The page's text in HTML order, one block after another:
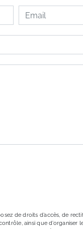
de droits d’accès, de
ainsi que d’organiser